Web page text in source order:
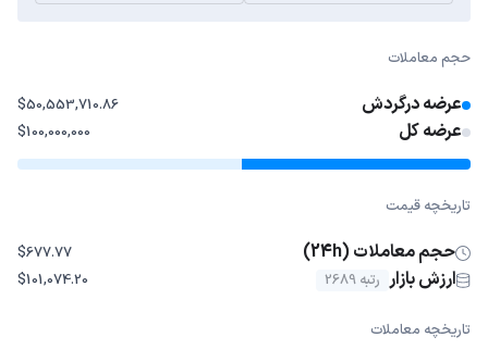
حجم معاملات
عرضه درگردش $50,553,710.86
عرضه کل $100,000,000
تاریخچه قیمت
حجم معاملات (24h) $677.77
ارزش بازار رتبه 2689 $101,074.20
تاریخچه معاملات